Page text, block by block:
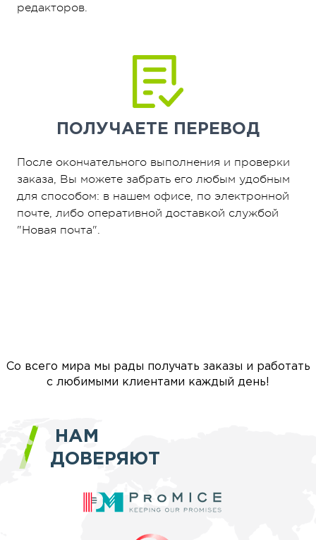
редакторов.
ПОЛУЧАЕТЕ ПЕРЕВОД
После окончательного выполнения и проверки
заказа, Вы можете забрать его любым удобным
для способом: в нашем офисе, по электронной
почте, либо оперативной доставкой службой
"Новая почта".
Со всего мира мы рады получать заказы и работать
с любимыми клиентами каждый день!
НАМ
ДОВЕРЯЮТ